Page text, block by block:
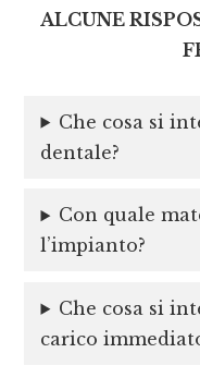
ALCUNE
Che cosa si
dentale?
Con quale
l’impianto?
Che cosa si
carico